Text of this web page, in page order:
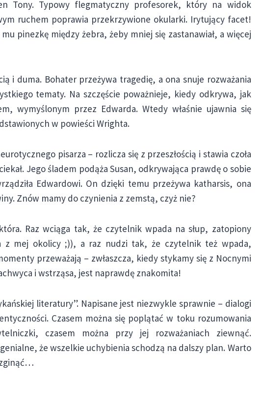
Tony. Typowy flegmatyczny profesorek, który na widok
ruchem poprawia przekrzywione okularki. Irytujący facet!
pinezkę między żebra, żeby mniej się zastanawiał, a więcej
i duma. Bohater przeżywa tragedię, a ona snuje rozważania
tematy. Na szczęście poważnieje, kiedy odkrywa, jak
wymyślonym przez Edwarda. Wtedy właśnie ujawnia się
w powieści Wrighta.
pisarza – rozlicza się z przeszłością i stawia czoła
Jego śladem podąża Susan, odkrywająca prawdę o sobie
Edwardowi. On dzięki temu przeżywa katharsis, ona
Znów mamy do czynienia z zemstą, czyż nie?
Raz wciąga tak, że czytelnik wpada na słup, zatopiony
z mej okolicy ;)), a raz nudzi tak, że czytelnik też wpada,
przeważają – zwłaszcza, kiedy stykamy się z Nocnymi
i wstrząsa, jest naprawdę znakomita!
literatury”. Napisane jest niezwykle sprawnie – dialogi
Czasem można się poplątać w toku rozumowania
czasem można przy jej rozważaniach ziewnąć.
że wszelkie uchybienia schodzą na dalszy plan. Warto